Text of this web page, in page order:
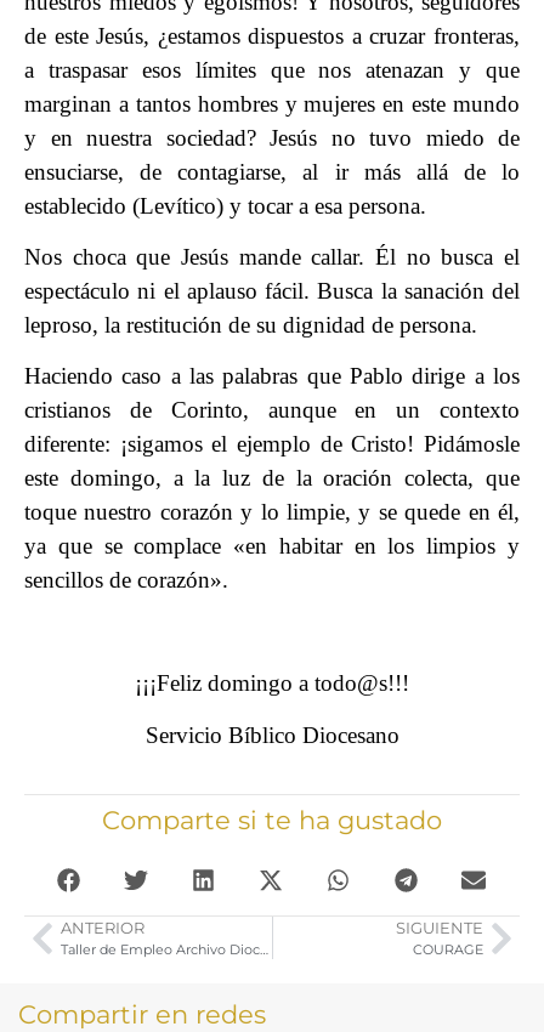
de este Jesús, ¿estamos dispuestos a cruzar fronteras,
a traspasar esos límites que nos atenazan y que
marginan a tantos hombres y mujeres en este mundo
y en nuestra sociedad? Jesús no tuvo miedo de
ensuciarse, de contagiarse, al ir más allá de lo
establecido (Levítico) y tocar a esa persona.
Nos choca que Jesús mande callar. Él no busca el
espectáculo ni el aplauso fácil. Busca la sanación del
leproso, la restitución de su dignidad de persona.
Haciendo caso a las palabras que Pablo dirige a los
cristianos de Corinto, aunque en un contexto
diferente: ¡sigamos el ejemplo de Cristo! Pidámosle
este domingo, a la luz de la oración colecta, que
toque nuestro corazón y lo limpie, y se quede en él,
ya que se complace «en habitar en los limpios y
sencillos de corazón».
¡¡¡Feliz domingo a todo@s!!!
Servicio Bíblico Diocesano
Comparte si te ha gustado
ANTERIOR
Taller de Empleo Archivo Diocesano. Listados Definitivo de Admitidos Excluidos
SIGUIENTE
COURAGE
Compartir en redes